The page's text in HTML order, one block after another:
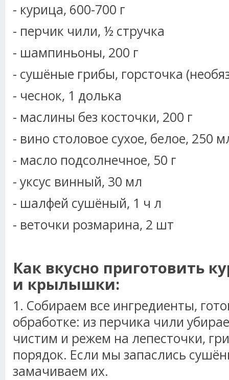
- курица, 600-700 г
- перчик чили, ½ стручка
- шампиньоны, 200 г
- сушёные грибы, горсточка
- чеснок, 1 долька
- маслины без косточки, 200 г
- вино столовое сухое, белое, 250
- масло подсолнечное, 50 г
- уксус винный, 30 мл
- шалфей сушёный, 1 ч л
- веточки розмарина, 2 шт
Как вкусно приготовить
и крылышки:
1. Собираем все ингредиенты,
обработке: из перчика чили
чистим и режем на лепесточки,
порядок. Если мы запаслись
замачиваем их.